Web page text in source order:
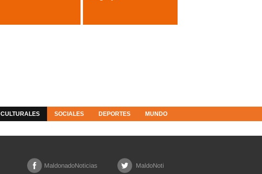
CULTURALES SOCIALES DEPORTES MUNDO
MaldonadoNoticias MaldoNoti